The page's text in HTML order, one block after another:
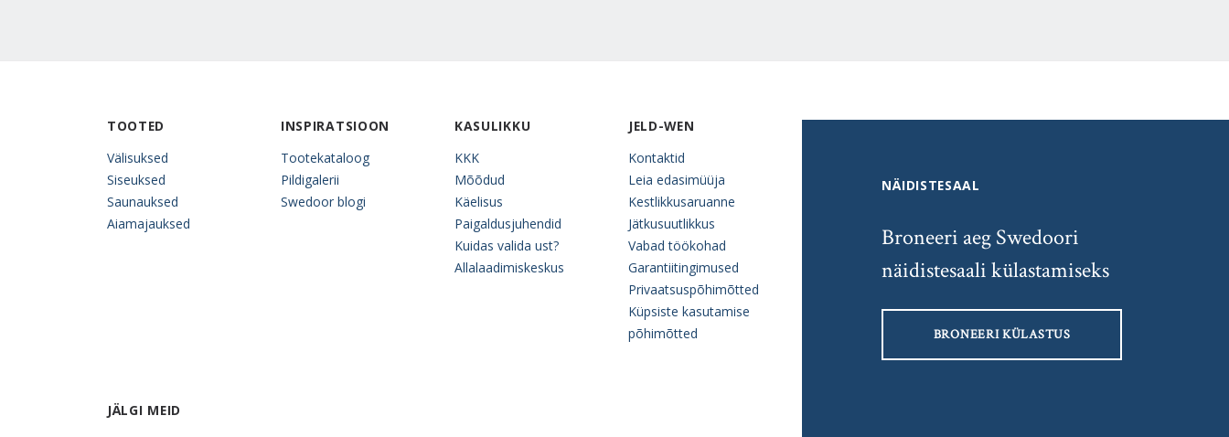
TOOTED
Välisuksed
Siseuksed
Saunauksed
Aiamajauksed
INSPIRATSIOON
Tootekataloog
Pildigalerii
Swedoor blogi
KASULIKKU
KKK
Mõõdud
Käelisus
Paigaldusjuhendid
Kuidas valida ust?
Allalaadimiskeskus
JELD-WEN
Kontaktid
Leia edasimüüja
Kestlikkusaruanne
Jätkusuutlikkus
Vabad töökohad
Garantiitingimused
Privaatsuspõhimõtted
Küpsiste kasutamise
põhimõtted
JÄLGI MEID
NÄIDISTESAAL
Broneeri aeg Swedoori
näidistesaali külastamiseks
BRONEERI KÜLASTUS